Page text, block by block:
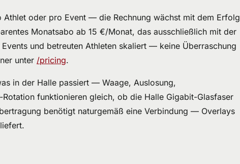
Athlet oder pro Event — die Rechnung wächst mit dem Erfolg
Monatsabo ab 15 €/Monat, das ausschließlich mit der
und betreuten Athleten skaliert — keine Überraschung
unter /pricing.
in der Halle passiert — Waage, Auslosung,
funktionieren gleich, ob die Halle Gigabit-Glasfaser
benötigt naturgemäß eine Verbindung — Overlays